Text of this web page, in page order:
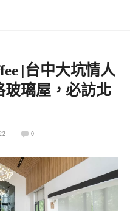
|台中大坑情人
玻璃屋，必訪北
0